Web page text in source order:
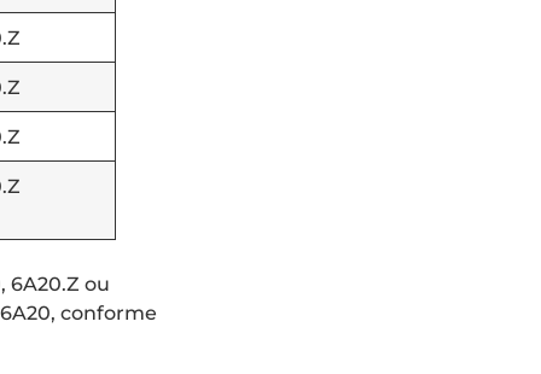
6A20.Z ou
conforme